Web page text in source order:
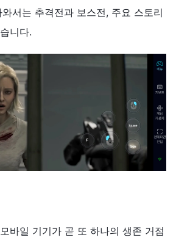
서는 추격전과 보스전, 주요 스토리
니다.
바일 기기가 곧 또 하나의 생존 거점